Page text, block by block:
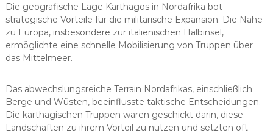
Die geografische Lage Karthagos in Nordafrika bot
strategische Vorteile für die militärische Expansion. Die Nähe
zu Europa, insbesondere zur italienischen Halbinsel,
ermöglichte eine schnelle Mobilisierung von Truppen über
das Mittelmeer.
Das abwechslungsreiche Terrain Nordafrikas, einschließlich
Berge und Wüsten, beeinflusste taktische Entscheidungen.
Die karthagischen Truppen waren geschickt darin, diese
Landschaften zu ihrem Vorteil zu nutzen und setzten oft